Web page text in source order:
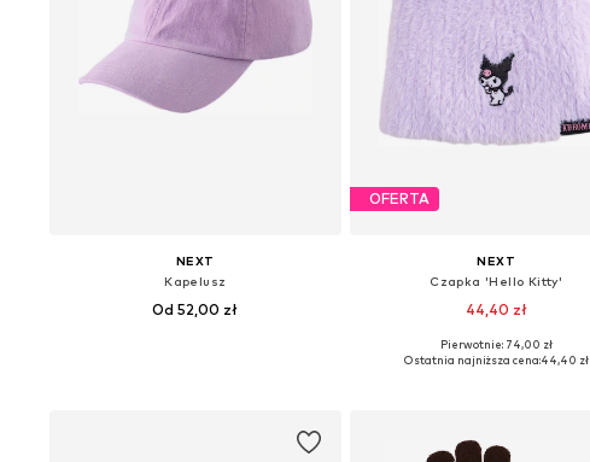
NEXT
Kapelusz
Od 52,00 zł
OFERTA
NEXT
Czapka 'Hello Kitty'
44,40 zł
Dostępne rozmiary: 50, 52, 54
Pierwotnie: 74,00 zł
Ostatnia najniższa cena:44,40 zł